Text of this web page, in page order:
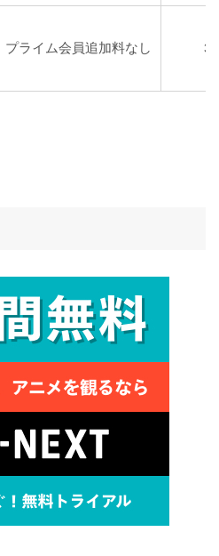
プライム会員追加料なし